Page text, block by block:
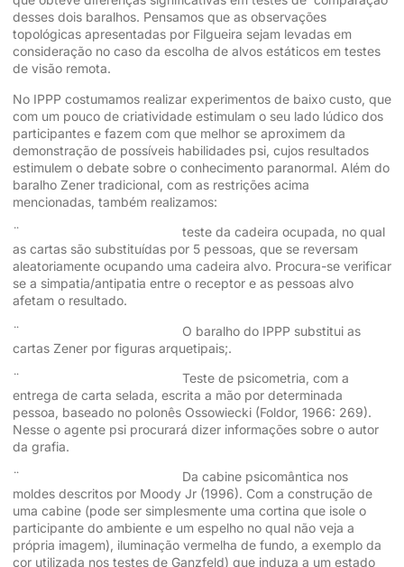
desses dois baralhos. Pensamos que as observações
topológicas apresentadas por Filgueira sejam levadas em
consideração no caso da escolha de alvos estáticos em testes
de visão remota.
No IPPP costumamos realizar experimentos de baixo custo, que
com um pouco de criatividade estimulam o seu lado lúdico dos
participantes e fazem com que melhor se aproximem da
demonstração de possíveis habilidades psi, cujos resultados
estimulem o debate sobre o conhecimento paranormal. Além do
baralho Zener tradicional, com as restrições acima
mencionadas, também realizamos:
¨ teste da cadeira ocupada, no qual
as cartas são substituídas por 5 pessoas, que se reversam
aleatoriamente ocupando uma cadeira alvo. Procura-se verificar
se a simpatia/antipatia entre o receptor e as pessoas alvo
afetam o resultado.
¨ O baralho do IPPP substitui as
cartas Zener por figuras arquetipais;.
¨ Teste de psicometria, com a
entrega de carta selada, escrita a mão por determinada
pessoa, baseado no polonês Ossowiecki (Foldor, 1966: 269).
Nesse o agente psi procurará dizer informações sobre o autor
da grafia.
¨ Da cabine psicomântica nos
moldes descritos por Moody Jr (1996). Com a construção de
uma cabine (pode ser simplesmente uma cortina que isole o
participante do ambiente e um espelho no qual não veja a
própria imagem), iluminação vermelha de fundo, a exemplo da
cor utilizada nos testes de Ganzfeld) que induza a um estado